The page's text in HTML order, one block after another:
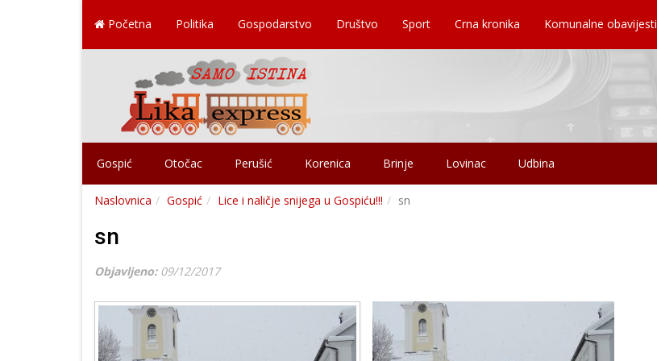
Početna Politika Gospodarstvo Društvo Sport Crna kronika Komunalne obavijesti
Gospić Otočac Perušić Korenica Brinje Lovinac Udbina
Naslovnica Gospić Lice i naličje snijega u Gospiću!!! sn
sn
Objavljeno: 09/12/2017